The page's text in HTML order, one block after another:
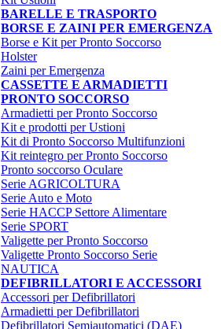
BARELLE E TRASPORTO
BORSE E ZAINI PER EMERGENZA
Borse e Kit per Pronto Soccorso
Holster
Zaini per Emergenza
CASSETTE E ARMADIETTI
PRONTO SOCCORSO
Armadietti per Pronto Soccorso
Kit e prodotti per Ustioni
Kit di Pronto Soccorso Multifunzioni
Kit reintegro per Pronto Soccorso
Pronto soccorso Oculare
Serie AGRICOLTURA
Serie Auto e Moto
Serie HACCP Settore Alimentare
Serie SPORT
Valigette per Pronto Soccorso
Valigette Pronto Soccorso Serie
NAUTICA
DEFIBRILLATORI E ACCESSORI
Accessori per Defibrillatori
Armadietti per Defibrillatori
Defibrillatori Semiautomatici (DAE)